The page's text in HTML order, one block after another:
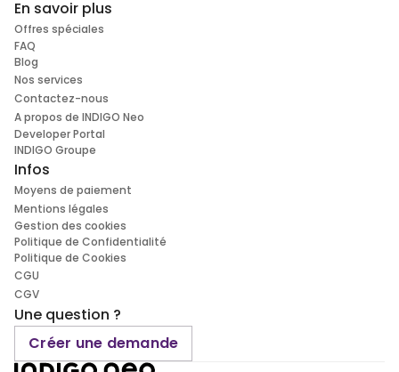
En savoir plus
Offres spéciales
FAQ
Blog
Nos services
Contactez-nous
A propos de INDIGO Neo
Developer Portal
INDIGO Groupe
Infos
Moyens de paiement
Mentions légales
Gestion des cookies
Politique de Confidentialité
Politique de Cookies
CGU
CGV
Une question ?
Créer une demande